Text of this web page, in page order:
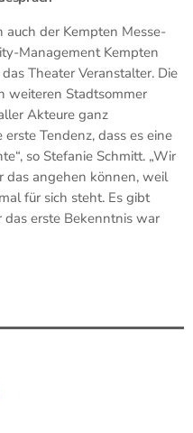
auch der Kempten Messe-
Management Kempten
Theater Veranstalter. Die
weiteren Stadtsommer
Akteure ganz
Tendenz, dass es eine
so Stefanie Schmitt. „Wir
das angehen können, weil
für sich steht. Es gibt
erste Bekenntnis war